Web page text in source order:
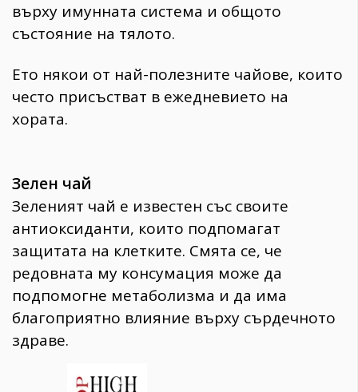
върху имунната система и общото
състояние на тялото.
Ето някои от най-полезните чайове, които
често присъстват в ежедневието на
хората.
Зелен чай
Зеленият чай е известен със своите
антиоксиданти, които подпомагат
защитата на клетките. Смята се, че
редовната му консумация може да
подпомогне метаболизма и да има
благоприятно влияние върху сърдечното
здраве.